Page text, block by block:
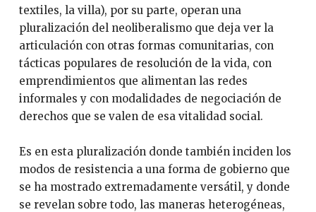
textiles, la villa), por su parte, operan una
pluralización del neoliberalismo que deja ver la
articulación con otras formas comunitarias, con
tácticas populares de resolución de la vida, con
emprendimientos que alimentan las redes
informales y con modalidades de negociación de
derechos que se valen de esa vitalidad social.
Es en esta pluralización donde también inciden los
modos de resistencia a una forma de gobierno que
se ha mostrado extremadamente versátil, y donde
se revelan sobre todo, las maneras heterogéneas,